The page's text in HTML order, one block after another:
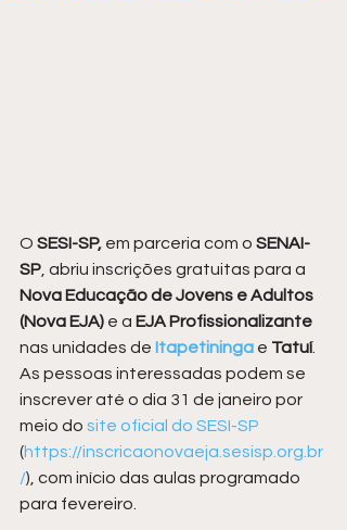
O SESI-SP, em parceria com o SENAI-
SP, abriu inscrições gratuitas para a
Nova Educação de Jovens e Adultos
(Nova EJA) e a EJA Profissionalizante
nas unidades de Itapetininga e Tatuí.
As pessoas interessadas podem se
inscrever até o dia 31 de janeiro por
meio do site oficial do SESI-SP
(https://inscricaonovaeja.sesisp.org.br
/), com início das aulas programado
para fevereiro.